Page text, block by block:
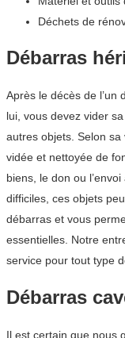
Déchets de
Débarras
Après le décès de l’un
lui, vous devez vider
autres objets. Selon
vidée et nettoyée de
biens, le don ou
difficiles, ces objets
débarras et vous
essentielles. Notre
service pour tout type
Débarras
Il est certain que nous